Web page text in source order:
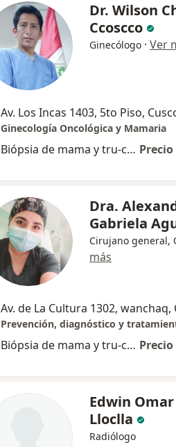
Dr. Wilson
Ccoscco
Ginecólogo · Ver
Av. Los Incas 1403, 5to Piso,
Ginecología Oncológica y Mamaria
Biópsia de mama y tru-cut
Dra.
Gabriela
Cirujano general,
más
Av. de La Cultura 1302, wanchaq,
Prevención, diagnóstico y
Biópsia de mama y tru-cut
Edwin Omar
Lloclla
Radiólogo